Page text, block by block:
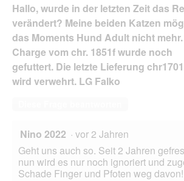
Hallo, wurde in der letzten Zeit das
verändert? Meine beiden Katzen
das Moments Hund Adult nicht
Charge vom chr. 1851f wurde noch
gefuttert. Die letzte Lieferung
wird verwehrt. LG Falko
Nino 2022 · vor 2 Jahren
Geht uns auch so. Seit 2 Jahren
nun wird es nur noch ignoriert und
Schade Finger und Pfoten weg